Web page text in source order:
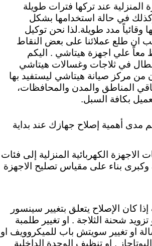
المنزلية عند تركها فترات طويلة
في حالة استخدامها بشكل
وقائياً مدد طويلة.لذا نحن توكيل
ان طلع عملائنا على بعض النقاط
معاً علي اجهزة هيتاشي . اليكم
في ثلاجات وغسالات هيتاشي
من مركز صيانة هيتاشي ليستفيد بها
المناطق والمدن والمحافظات،
بكافة السبل.
مدى أهمية إصلاح جهازك عند بداية
الكهربائية المنزلية إلى فئات
وكبرى بناء على مقياس تصليح الاجهزة
إذا كان الإصلاح يتعلق بتغيير سينسور
شحنة الثلاجة . او تغيير طلمبة
او تغيير سويتش باب للميكروويف او
. او تنظيف الوحدة الداخلية